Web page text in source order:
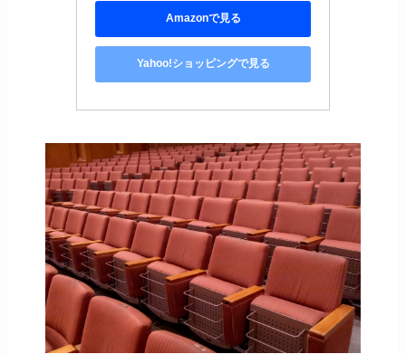
Amazonで見る
Yahoo!ショッピングで見る